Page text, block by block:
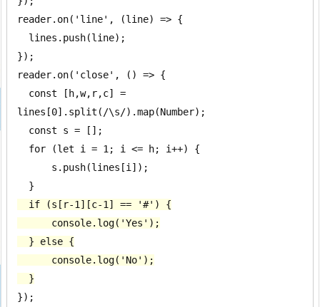
reader.on('line', (line) => {
});
reader.on('close', () => {
lines[0].split(/\s/).map(Number);
  }
});